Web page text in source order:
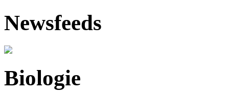
Newsfeeds
Biologie